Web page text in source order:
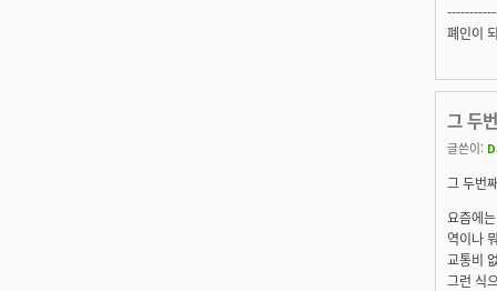
폐인이
그 두
글쓴이:
그 두번
요즘에
역이나
교통비
그런 식